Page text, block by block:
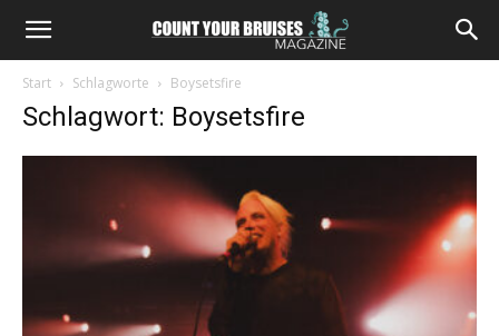
Start Schlagworte Boysetsfire
Schlagwort: Boysetsfire